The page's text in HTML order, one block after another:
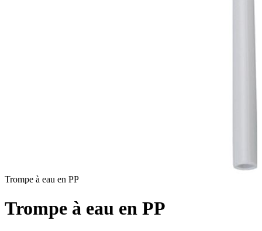
Trompe à eau en PP
Trompe à eau en PP